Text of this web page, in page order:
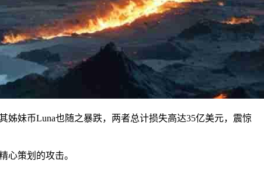
妹币Luna也随之暴跌，两者总计损失高达35亿美元，震惊
心策划的攻击。